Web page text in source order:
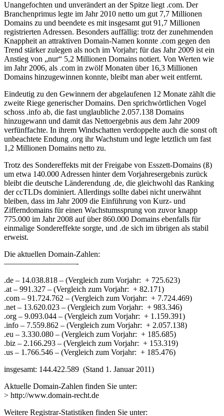
Unangefochten und unverändert an der Spitze liegt .com. Der
Branchenprimus legte im Jahr 2010 netto um gut 7,7 Millionen
Domains zu und beendete es mit insgesamt gut 91,7 Millionen
registrierten Adressen. Besonders auffällig: trotz der zunehmenden
Knappheit an attraktiven Domain-Namen konnte .com gegen den
Trend stärker zulegen als noch im Vorjahr; für das Jahr 2009 ist ein
Anstieg von „nur“ 5,2 Millionen Domains notiert. Von Werten wie
im Jahr 2006, als .com in zwölf Monaten über 16,3 Millionen
Domains hinzugewinnen konnte, bleibt man aber weit entfernt.
Eindeutig zu den Gewinnern der abgelaufenen 12 Monate zählt die
zweite Riege generischer Domains. Den sprichwörtlichen Vogel
schoss .info ab, die fast unglaubliche 2.057.138 Domains
hinzugewann und damit das Nettoergebnis aus dem Jahr 2009
verfünffachte. In ihrem Windschatten verdoppelte auch die sonst oft
unbeachtete Endung .org ihr Wachstum und legte letztlich um fast
1,2 Millionen Domains netto zu.
Trotz des Sondereffekts mit der Freigabe von Esszett-Domains (ß)
um etwa 140.000 Adressen hinter dem Vorjahresergebnis zurück
bleibt die deutsche Länderendung .de, die gleichwohl das Ranking
der ccTLDs dominiert. Allerdings sollte dabei nicht unerwähnt
bleiben, dass im Jahr 2009 die Einführung von Kurz- und
Zifferndomains für einen Wachstumssprung von zuvor knapp
775.000 im Jahr 2008 auf über 860.000 Domains ebenfalls für
einmalige Sondereffekte sorgte, und .de sich im übrigen als stabil
erweist.
Die aktuellen Domain-Zahlen:
—————————-
.de – 14.038.818 – (Vergleich zum Vorjahr: + 725.623)
.at – 991.327 – (Vergleich zum Vorjahr: + 82.171)
.com – 91.724.762 – (Vergleich zum Vorjahr: + 7.724.469)
.net – 13.620.023 – (Vergleich zum Vorjahr: + 983.346)
.org – 9.093.044 – (Vergleich zum Vorjahr: + 1.159.391)
.info – 7.559.862 – (Vergleich zum Vorjahr: + 2.057.138)
.eu – 3.330.080 – (Vergleich zum Vorjahr: + 185.685)
.biz – 2.166.293 – (Vergleich zum Vorjahr: + 153.319)
.us – 1.766.546 – (Vergleich zum Vorjahr: + 185.476)
insgesamt: 144.422.589 (Stand 1. Januar 2011)
Aktuelle Domain-Zahlen finden Sie unter:
> http://www.domain-recht.de
Weitere Registrar-Statistiken finden Sie unter: